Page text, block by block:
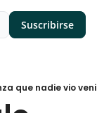
Suscribirse
que nadie vio